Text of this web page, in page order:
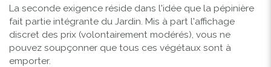
La seconde exigence réside dans l'idée que la pépinière
fait partie intégrante du Jardin. Mis à part l'affichage
discret des prix (volontairement modérés), vous ne
pouvez soupçonner que tous ces végétaux sont à
emporter.